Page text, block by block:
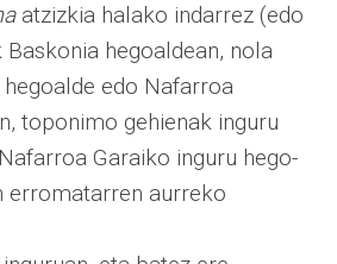
atzizkia halako indarrez (edo
hegoaldean, nola
edo Nafarroa
toponimo gehienak inguru
Garaiko inguru hego-
erromatarren aurreko